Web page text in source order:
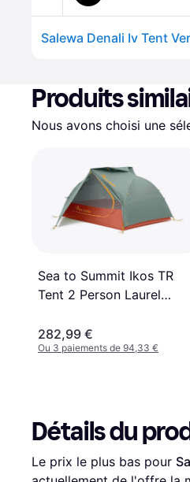
Salewa Denali Iv Tent
Produits
Nous avons choisi une
Sea to Summit Ikos TR
Tent 2 Person Laurel
282,99 €
Ou 3 paiements de 94,33 €
Détails du
Le prix le plus bas pour